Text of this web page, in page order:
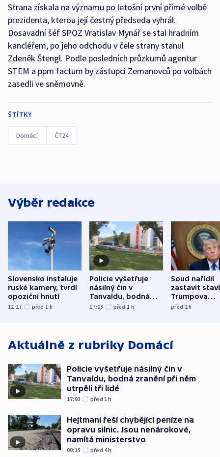
Strana získala na významu po letošní první přímé volbě
prezidenta, kterou její čestný předseda vyhrál.
Dosavadní šéf SPOZ Vratislav Mynář se stal hradním
kancléřem, po jeho odchodu v čele strany stanul
Zdeněk Štengl. Podle posledních průzkumů agentur
STEM a ppm factum by zástupci Zemanovců po volbách
zasedli ve sněmovně.
ŠTÍTKY
Domácí ČT24
Výběr redakce
Slovensko instaluje
ruské kamery, tvrdí
opoziční hnutí
12:27 před 1 h
Policie vyšetřuje
násilný čin v
Tanvaldu, bodná
zranění při něm
17:03 před 1 h
Soud nařídil
zastavit
Trumpova
tanečního
před 2h
Aktuálně z rubriky Domácí
Policie vyšetřuje násilný čin v
Tanvaldu, bodná zranění při něm
utrpěli tři lidé
17:03 před 1h
Hejtmani řeší chybějící peníze na
opravu silnic. Jsou nenárokové,
namítá ministerstvo
09:15 před 4h